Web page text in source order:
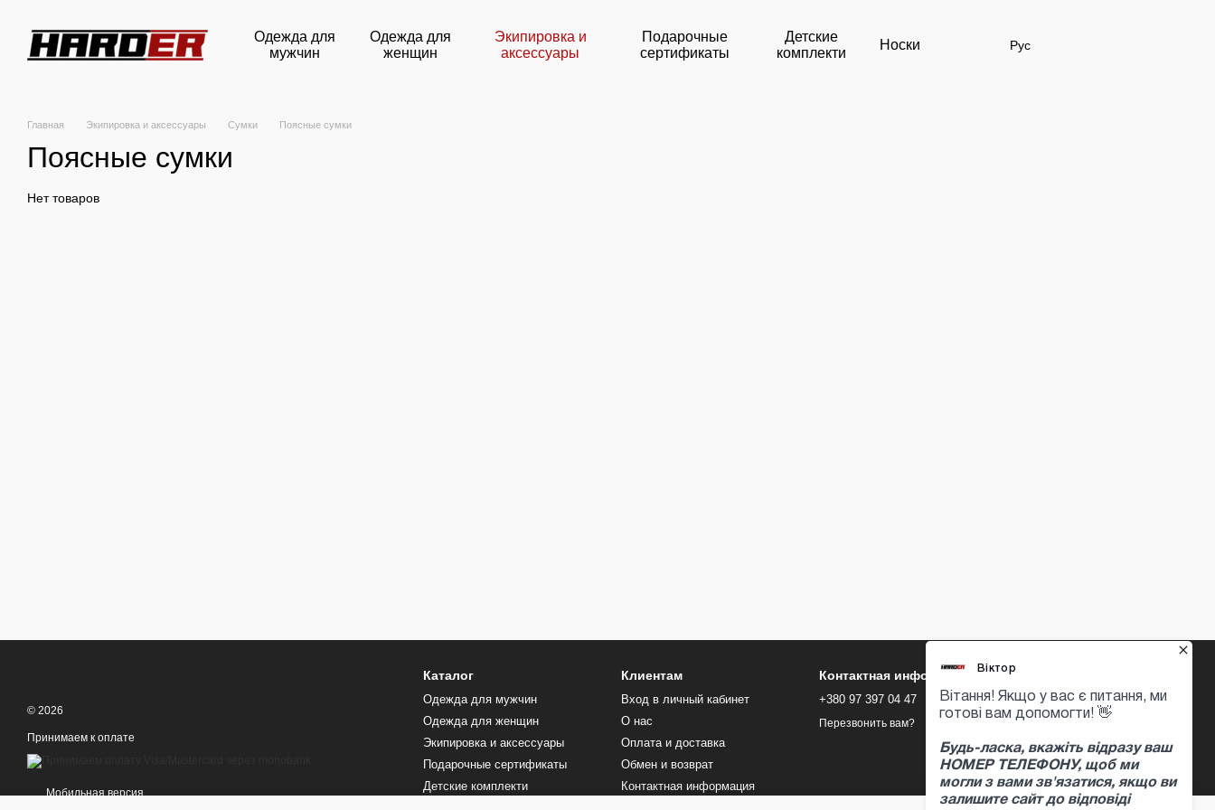
Одежда для
мужчин
Одежда для
женщин
Экипировка и
аксессуары
Подарочные
сертификаты
Детские
комплекти
Носки Рус
Главная Экипировка и аксессуары Сумки Поясные сумки
Поясные сумки
Нет товаров
© 2026
Принимаем к оплате
Мобильная версия
Каталог
Одежда для мужчин
Одежда для женщин
Экипировка и аксессуары
Подарочные сертификаты
Детские комплекти
Клиентам
Вход в личный кабинет
О нас
Оплата и доставка
Обмен и возврат
Контактная информация
Контактная информация
+380 97 397 04 47
Перезвонить вам?
Viber
Whats-app
Telegram